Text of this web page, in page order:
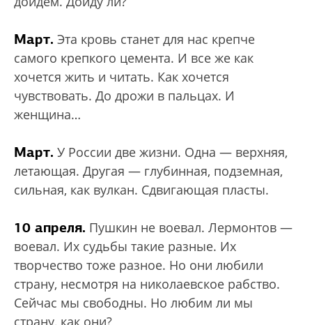
Март. Эта кровь станет для нас крепче
самого крепкого цемента. И все же как
хочется жить и читать. Как хочется
чувствовать. До дрожи в пальцах. И
женщина…
Март. У России две жизни. Одна — верхняя,
летающая. Другая — глубинная, подземная,
сильная, как вулкан. Сдвигающая пласты.
10 апреля. Пушкин не воевал. Лермонтов —
воевал. Их судьбы такие разные. Их
творчество тоже разное. Но они любили
страну, несмотря на николаевское рабство.
Сейчас мы свободны. Но любим ли мы